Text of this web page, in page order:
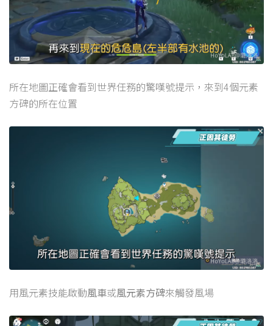
所在地圖正確會看到世界任務的驚嘆號提示，來到4個元素
方碑的所在位置
用風元素技能啟動風車或風元素方碑來觸發風場